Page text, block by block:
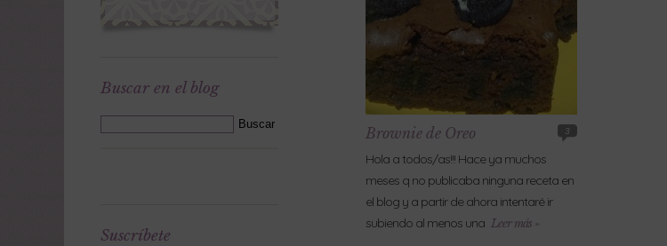
Buscar en el blog
Suscríbete
3
Brownie de Oreo
Hola a todos/as!!! Hace ya muchos
meses q no publicaba ninguna receta en
el blog y a partir de ahora intentaré ir
subiendo al menos una Leer más »